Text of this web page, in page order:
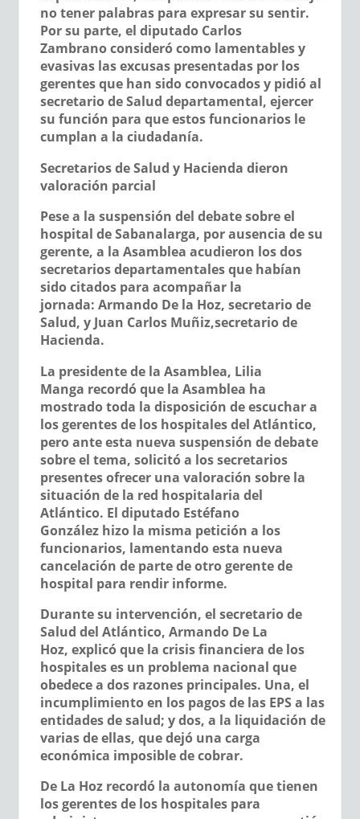
no tener palabras para expresar su sentir.
Por su parte, el diputado Carlos
Zambranoconsideró como lamentables y
evasivas las excusas presentadas por los
gerentes que han sido convocados y pidió al
secretario de Salud departamental, ejercer
su función para que estos funcionarios le
cumplan a la ciudadanía.
Secretarios de Salud y Hacienda dieron
valoración parcial
Pese a la suspensión del debate sobre el
hospital de Sabanalarga, por ausencia de su
gerente, a la Asamblea acudieron los dos
secretarios departamentales que habían
sido citados para acompañar la
jornada: Armando De la Hoz, secretario de
Salud, y Juan Carlos Muñiz,secretario de
Hacienda.
La presidente de la Asamblea, Lilia
Manga recordó que la Asamblea ha
mostrado toda la disposición de escuchar a
los gerentes de los hospitales del Atlántico,
pero ante esta nueva suspensión de debate
sobre el tema, solicitó a los secretarios
presentes ofrecer una valoración sobre la
situación de la red hospitalaria del
Atlántico. El diputado Estéfano
González hizo la misma petición a los
funcionarios, lamentando esta nueva
cancelación de parte de otro gerente de
hospital para rendir informe.
Durante su intervención, el secretario de
Salud del Atlántico, Armando De La
Hoz, explicó que la crisis financiera de los
hospitales es un problema nacional que
obedece a dos razones principales. Una, el
incumplimiento en los pagos de las EPS a las
entidades de salud; y dos, a la liquidación de
varias de ellas, que dejó una carga
económica imposible de cobrar.
De La Hoz recordó la autonomía que tienen
los gerentes de los hospitales para